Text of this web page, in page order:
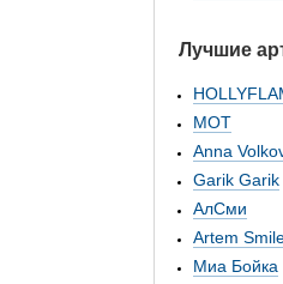
Лучшие
МОТ
Anna
Garik Garik
АлСми
Artem
Миа Бойка